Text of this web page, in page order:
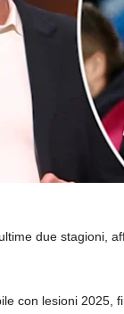
due stagioni,
con lesioni 2025,